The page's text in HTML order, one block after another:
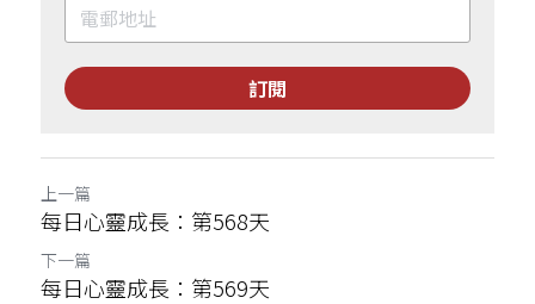
訂閱
上一篇
每日心靈成長：第568天
下一篇
每日心靈成長：第569天